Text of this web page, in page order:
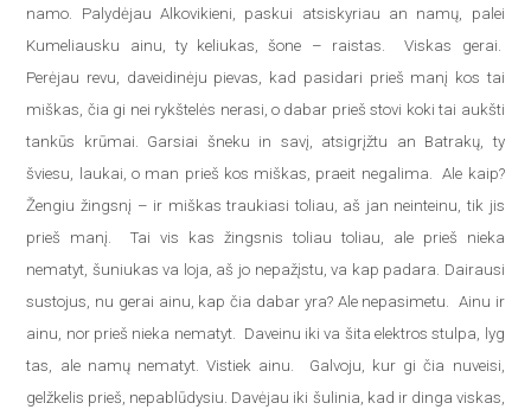
namo. Palydėjau Alkovikieni, paskui atsiskyriau an namų, palei
Kumeliausku ainu, ty keliukas, šone – raistas. Viskas gerai.
Perėjau revu, daveidinėju pievas, kad pasidari prieš manį kos tai
miškas, čia gi nei rykštelės nerasi, o dabar prieš stovi koki tai aukšti
tankūs krūmai. Garsiai šneku in savį, atsigrįžtu an Batrakų, ty
šviesu, laukai, o man prieš kos miškas, praeit negalima. Ale kaip?
Žengiu žingsnį – ir miškas traukiasi toliau, aš jan neinteinu, tik jis
prieš manį. Tai vis kas žingsnis toliau toliau, ale prieš nieka
nematyt, šuniukas va loja, aš jo nepažįstu, va kap padara. Dairausi
sustojus, nu gerai ainu, kap čia dabar yra? Ale nepasimetu. Ainu ir
ainu, nor prieš nieka nematyt. Daveinu iki va šita elektros stulpa, lyg
tas, ale namų nematyt. Vistiek ainu. Galvoju, kur gi čia nuveisi,
gelžkelis prieš, nepablūdysiu. Davėjau iki šulinia, kad ir dinga viskas,